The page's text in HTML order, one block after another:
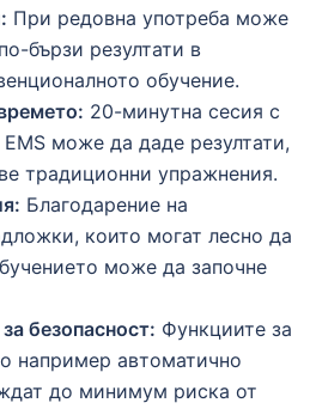
При редовна употреба може
бързи резултати в
обучение.
20-минутна сесия с
може да даде резултати,
традиционни упражнения.
Благодарение на
които могат лесно да
може да започне
безопасност: Функциите за
например автоматично
до минимум риска от